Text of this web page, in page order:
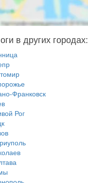
в других городах:
Франковск
Рог